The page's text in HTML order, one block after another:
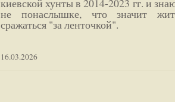
киевской хунты в 2014-2023 гг. и
не понаслышке, что значит
сражаться "за ленточкой".
16.03.2026